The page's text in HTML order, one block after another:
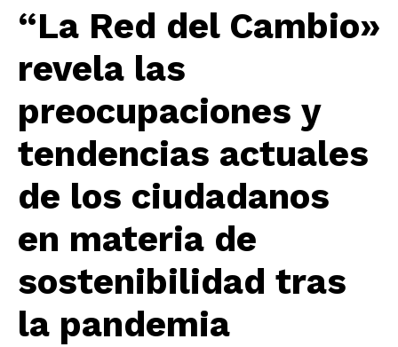
“La Red del Cambio»
revela las
preocupaciones y
tendencias actuales
de los ciudadanos
en materia de
sostenibilidad tras
la pandemia